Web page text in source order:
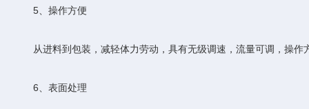
‌5、操作方便‌
从进料到包装，减轻体力劳动，具有无级调速，流量可调，操作
‌6、表面处理‌